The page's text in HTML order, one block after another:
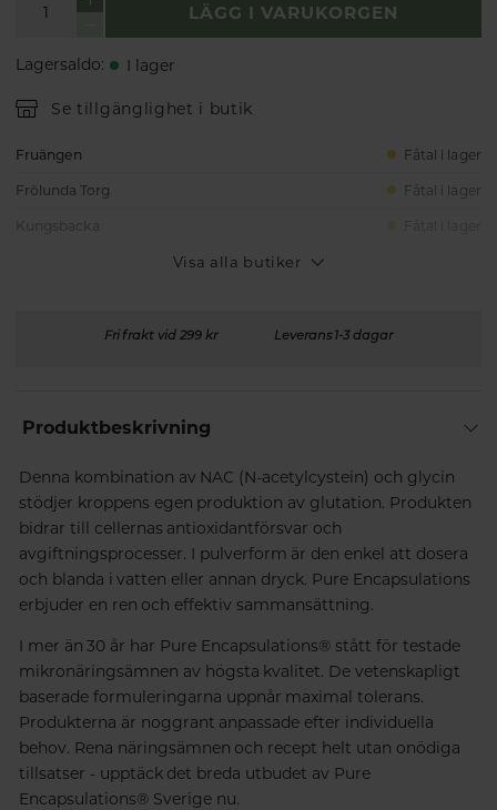
LÄGG I VARUKORGEN
Lagersaldo: I lager
Se tillgänglighet i butik
Fruängen Fåtal i lager
Frölunda Torg Fåtal i lager
Visa alla butiker
Fri frakt vid 299 kr Leverans 1-3 dagar
Produktbeskrivning
Denna kombination av NAC (N-acetylcystein) och glycin
stödjer kroppens egen produktion av glutation. Produkten
bidrar till cellernas antioxidantförsvar och
avgiftningsprocesser. I pulverform är den enkel att dosera
och blanda i vatten eller annan dryck. Pure Encapsulations
erbjuder en ren och effektiv sammansättning.
I mer än 30 år har Pure Encapsulations® stått för testade
mikronäringsämnen av högsta kvalitet. De vetenskapligt
baserade formuleringarna uppnår maximal tolerans.
Produkterna är noggrant anpassade efter individuella
behov. Rena näringsämnen och recept helt utan onödiga
tillsatser - upptäck det breda utbudet av Pure
Encapsulations® Sverige nu.